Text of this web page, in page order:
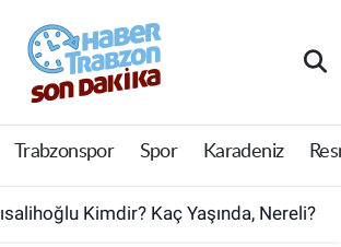
Trabzonspor Spor Karadeniz
Kimdir? Kaç Yaşında, Nereli?
Eczaneler
Durumu